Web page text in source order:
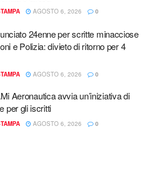
AGOSTO 6, 2026 0
24enne per scritte minacciose
e Polizia: divieto di ritorno per 4
AGOSTO 6, 2026 0
Aeronautica avvia un’iniziativa di
per gli iscritti
AGOSTO 6, 2026 0